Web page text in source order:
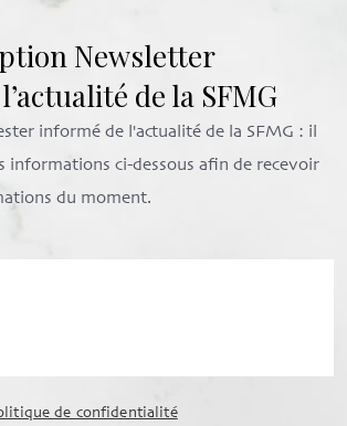
Newsletter
de la SFMG
informé de l'actualité de la SFMG : il
informations ci-dessous afin de recevoir
du moment.
de confidentialité